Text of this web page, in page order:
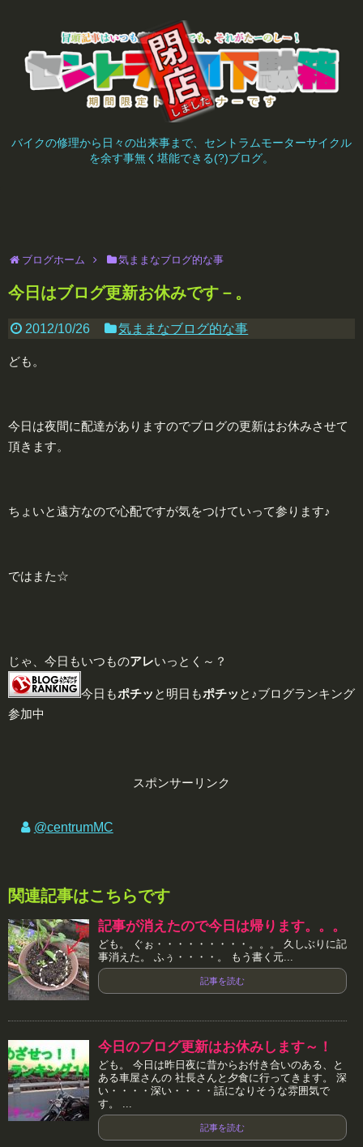
バイクの修理から日々の出来事まで、セントラムモーターサイクル
を余す事無く堪能できる(?)ブログ。
ブログホーム 気ままなブログ的な事
今日はブログ更新お休みです－。
2012/10/26 気ままなブログ的な事
ども。
今日は夜間に配達がありますのでブログの更新はお休みさせて
頂きます。
ちょいと遠方なので心配ですが気をつけていって参ります♪
ではまた☆
じゃ、今日もいつものアレいっとく～？
今日もポチッ と明日もポチッ と♪ブログランキング
参加中
スポンサーリンク
@centrumMC
関連記事はこちらです
記事が消えたので今日は帰ります。。。
ども。 ぐぉ・・・・・・・・・。。。 久しぶりに記
事消えた。 ふぅ・・・・。 もう書く元...
記事を読む
今日のブログ更新はお休みします～！
ども。 今日は昨日夜に昔からお付き合いのある、と
ある車屋さんの 社長さんと夕食に行ってきます。 深
い・・・・深い・・・・話になりそうな雰囲気で
す。 ...
記事を読む